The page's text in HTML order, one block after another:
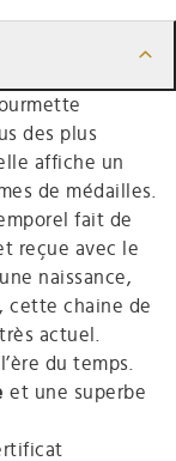
des plus
affiche un
de médailles.
fait de
reçue avec le
naissance,
cette chaine de
actuel.
du temps.
et une superbe